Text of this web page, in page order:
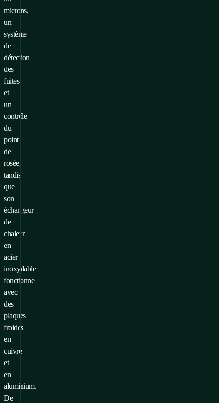
microns,
un
système
de
détection
des
fuites
et
un
contrôle
du
point
de
rosée,
tandis
que
son
échangeur
de
chaleur
en
acier
inoxydable
fonctionne
avec
des
plaques
froides
en
cuivre
et
en
aluminium.
De